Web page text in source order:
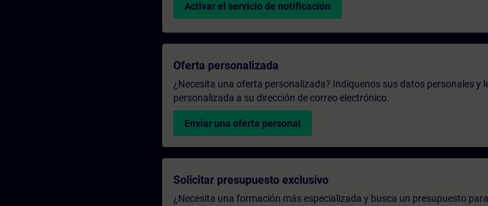
Activar el servicio de notificación
Oferta personalizada
¿Necesita una oferta personalizada? Indíquenos sus datos personales y
personalizada a su dirección de correo electrónico.
Enviar una oferta personal
Solicitar presupuesto exclusivo
¿Necesita una formación más especializada y busca un presupuesto